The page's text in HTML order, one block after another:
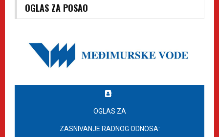
OGLAS ZA POSAO
OGLAS ZA
ZASNIVANJE RADNOG ODNOSA: